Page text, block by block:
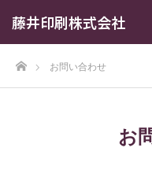
藤井印刷株式会社
ホームお問い合わせ
お